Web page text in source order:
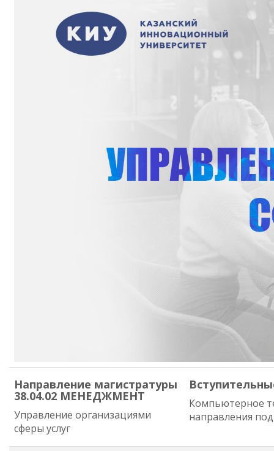
Направление магистратуры
38.04.02 МЕНЕДЖМЕНТ
Управление организациями
сферы услуг
Компьютерное
направления